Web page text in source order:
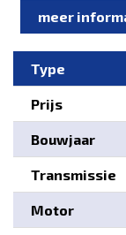
meer
Type
Prijs
Bouwjaar
Transmissie
Motor